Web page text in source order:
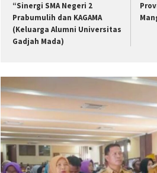
“Sinergi SMA Negeri 2
Prabumulih dan KAGAMA
(Keluarga Alumni Universitas
Gadjah Mada)